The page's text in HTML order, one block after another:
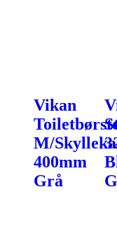
Vikan
M/
400mm
Grå